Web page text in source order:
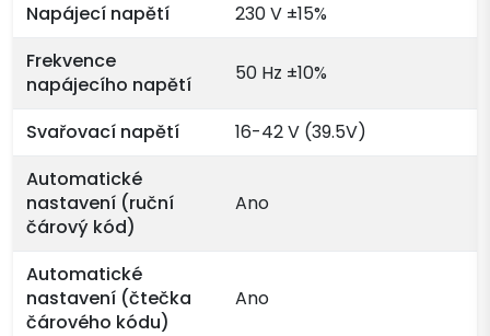
Napájecí napětí
230 V ±15%
Frekvence
napájecího napětí
50 Hz ±10%
Svařovací napětí
16-42 V (39.5V)
Automatické
nastavení (ruční
čárový kód)
Ano
Automatické
nastavení (čtečka
čárového kódu)
Ano